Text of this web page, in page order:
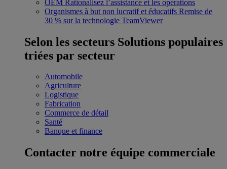
OEM Rationalisez l’assistance et les opérations
Organismes à but non lucratif et éducatifs Remise de
30 % sur la technologie TeamViewer
Selon les secteurs Solutions populaires
triées par secteur
Automobile
Agriculture
Logistique
Fabrication
Commerce de détail
Santé
Banque et finance
Contacter notre équipe commerciale